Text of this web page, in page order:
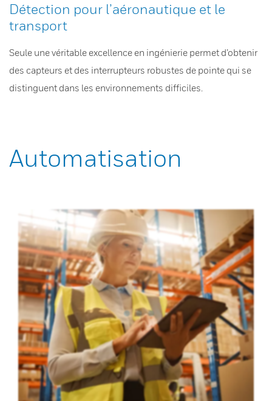
Détection pour l’aéronautique et le
transport
Seule une véritable excellence en ingénierie permet d’obtenir
des capteurs et des interrupteurs robustes de pointe qui se
distinguent dans les environnements difficiles.
Automatisation